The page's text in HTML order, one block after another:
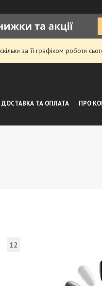
за її графіком роботи
ДОСТАВКА ТА ОПЛАТА ПРО
12